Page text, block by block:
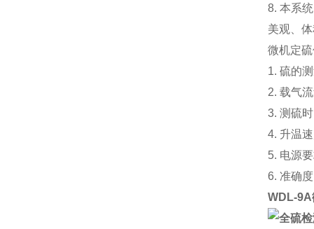
8. 本系
美观、
微机定
1. 硫的
2. 载气
3. 测硫
4. 升温
5. 电源
6. 准确
WDL-9A